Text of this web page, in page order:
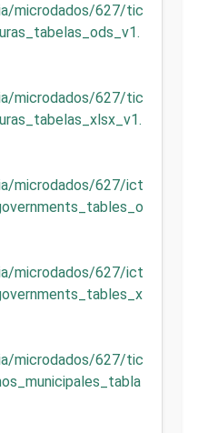
microdados/627/tic
microdados/627/tic
microdados/627/ict
microdados/627/ict
microdados/627/tic